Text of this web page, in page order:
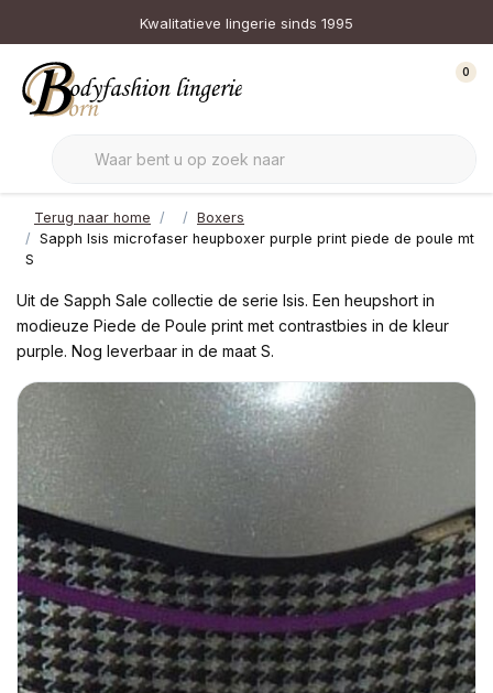
Kwalitatieve lingerie sinds 1995
0
Terug naar home
Boxers
Sapph Isis microfaser heupboxer purple print piede de poule mt
S
Uit de Sapph Sale collectie de serie Isis. Een heupshort in
modieuze Piede de Poule print met contrastbies in de kleur
purple. Nog leverbaar in de maat S.